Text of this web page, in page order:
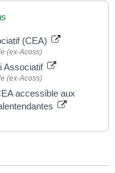
(CEA)
(ex-Acoss)
Associatif
(ex-Acoss)
accessible aux